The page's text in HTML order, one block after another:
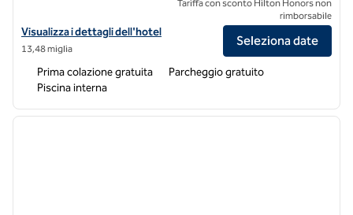
Visualizza i dettagli dell'hotel Home2 Suites by Hilton Denver West -
Visualizza i dettagli dell'hotel
13,48 miglia
Tariffa con sconto Hilton Honors non
rimborsabile
Seleziona date
Prima colazione gratuita
Parcheggio gratuito
Piscina interna
1 di 12